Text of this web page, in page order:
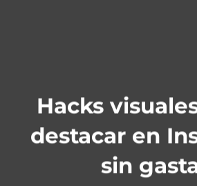
Hacks
destacar en
sin